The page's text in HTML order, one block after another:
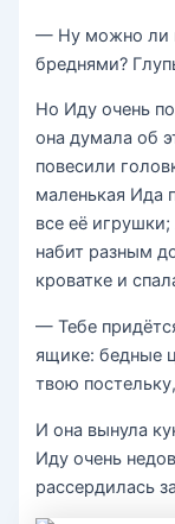
— Ну можно ли
бреднями?
Но Иду очень
она думала об
повесили
маленькая Ида
все её
набит разным
кроватке и
— Тебе
ящике: бедные
твою
И она вынула
Иду очень
рассердилась